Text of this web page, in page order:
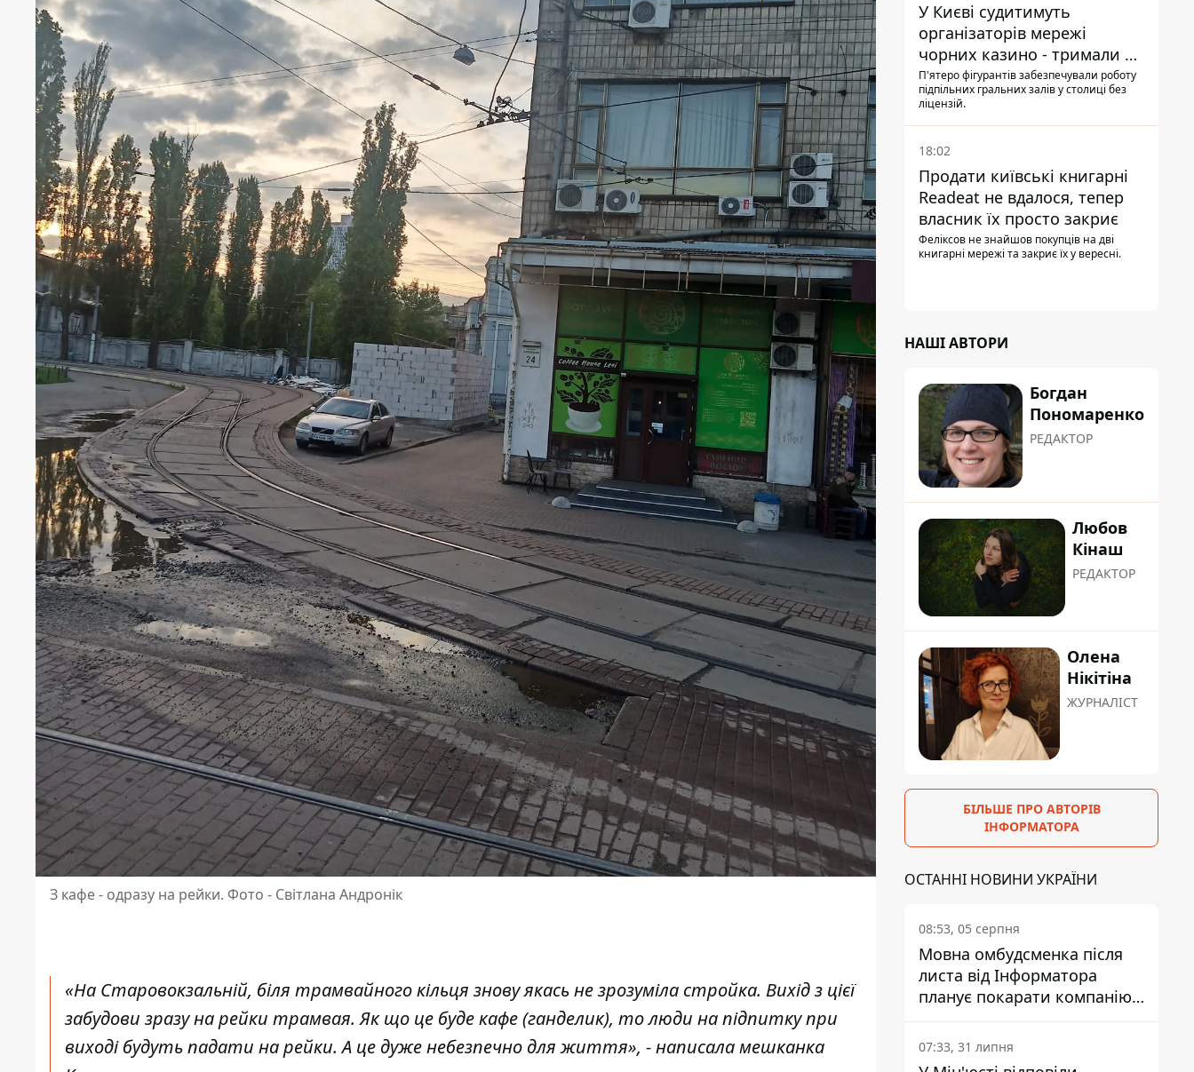
З кафе - одразу на рейки. Фото - Світлана Андронік
«На Старовокзальній, біля трамвайного кільця знову якась не зрозуміла стройка. Вихід з цієї
забудови зразу на рейки трамвая. Як що це буде кафе (ганделик), то люди на підпитку при
виході будуть падати на рейки. А це дуже небезпечно для життя», - написала мешканка
У Києві судитимуть
організаторів мережі
чорних казино - тримали 39
закладів
П'ятеро фігурантів забезпечували роботу
підпільних гральних залів у столиці без
ліцензій.
18:02
Продати київські книгарні
Readeat не вдалося, тепер
власник їх просто закриє
Феліксов не знайшов покупців на дві
книгарні мережі та закриє їх у вересні.
НАШІ АВТОРИ
Богдан
Пономаренко
РЕДАКТОР
Любов
Кінаш
РЕДАКТОР
Олена
Нікітіна
ЖУРНАЛІСТ
БІЛЬШЕ ПРО АВТОРІВ
ІНФОРМАТОРА
ОСТАННІ НОВИНИ УКРАЇНИ
08:53, 05 серпня
Мовна омбудсменка після
листа від Інформатора
планує покарати компанію-
підрядника ПриватБанку
07:33, 31 липня